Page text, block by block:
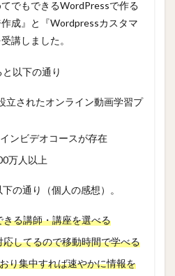
でもできるWordPressで作る
成』と『Wordpressカスタマ
講しました。
以下の通り
立されたオンライン動画学習プ
ンビデオコースが存在
万人以上
の通り（個人の感想）。
る講師・講座を選べる
してるので移動時間で学べる
り集中すれば速やかに情報を